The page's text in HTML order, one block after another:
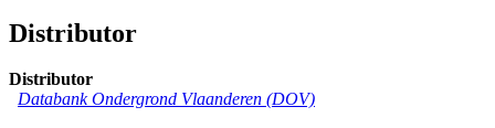
Distributor
Distributor
Databank Ondergrond Vlaanderen (DOV)